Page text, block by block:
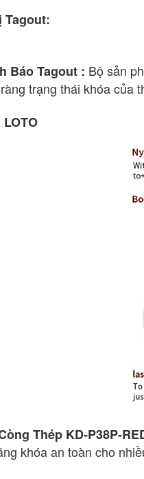
Tagout:
Báo Tagout : Bộ sản
trạng thái khóa của
Thép KD-P38P-
khóa an toàn cho